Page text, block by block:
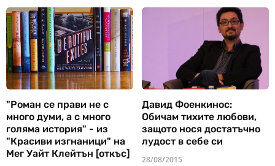
"Роман се прави не с
много думи, а с много
голяма история" - из
"Красиви изгнаници" на
Мег Уайт Клейтън [откъс]
Давид Фоенкинос:
Обичам тихите любови,
защото нося достатъчно
лудост в себе си
28/08/2015